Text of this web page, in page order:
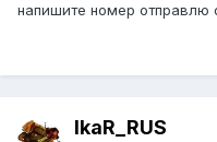
напишите номер отправлю
IkaR_RUS